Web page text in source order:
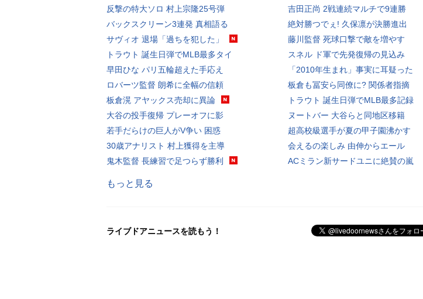
反撃の特大ソロ 村上宗隆25号弾
バックスクリーン3連発 真相語る
サヴィオ 退場「過ちを犯した」
トラウト 誕生日弾でMLB最多タイ
早田ひな パリ五輪超えた手応え
ロバーツ監督 朗希に全幅の信頼
板倉滉 アヤックス売却に異論
大谷の投手復帰 プレーオフに影
若手だらけの巨人がV争い 困惑
30歳アナリスト 村上獲得を主導
鬼木監督 長練習で足つらず勝利
吉田正尚 2戦連続マルチで9連勝
絶対勝つでぇ! 久保凛が決勝進出
藤川監督 死球口撃で敵を増やす
スネル ド軍で先発復帰の見込み
「2010年生まれ」事実に耳疑った
板倉も冨安ら同僚に? 関係者指摘
トラウト 誕生日弾でMLB最多記録
ヌートバー 大谷らと同地区移籍
超高校級選手が夏の甲子園沸かす
会えるの楽しみ 由伸からエール
ACミラン新サードユニに絶賛の嵐
もっと見る
ライブドアニュースを読もう！